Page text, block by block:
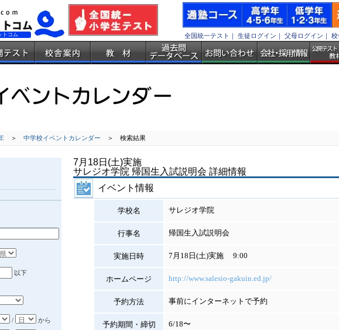
トコム 全国統一テスト ｜ 生徒ログイン ｜ 父母ログイン ｜ 校
＞ 中学校イベントカレンダー ＞ 検索結果
7月18日(土)実施
サレジオ学院 帰国生入試説明会 詳細情報
イベント情報
学校名 サレジオ学院
行事名 帰国生入試説明会
実施日時 7月18日(土)実施 9:00
ホームページ http://www.salesio-gakuin.ed.jp/
予約方法 事前にインターネットで予約
予約期間・締切 6/18〜
以下
/ から